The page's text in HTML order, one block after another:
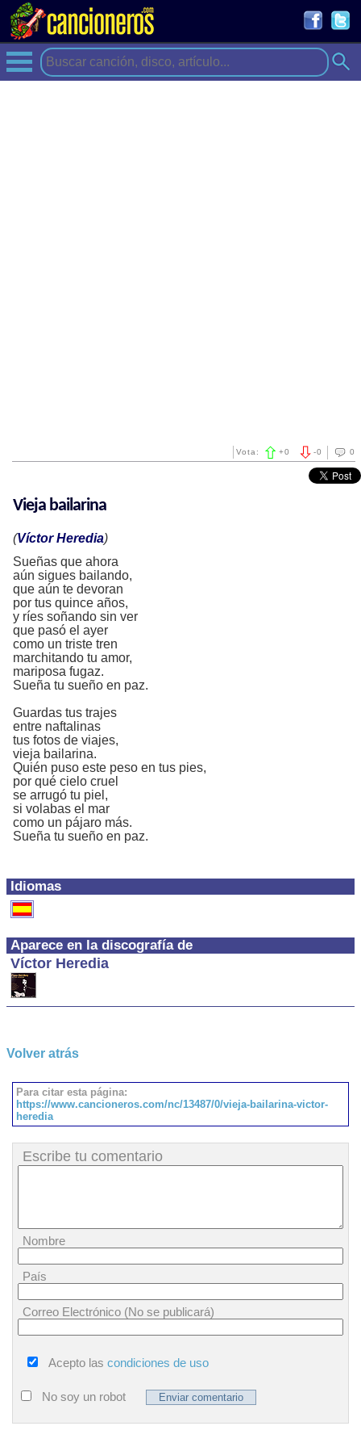
0
-0
Vota: +0
Idiomas
Aparece en la discografía de
Víctor Heredia
Vieja bailarina
(Víctor Heredia)
Sueñas que ahora
aún sigues bailando,
que aún te devoran
por tus quince años,
y ríes soñando sin ver
que pasó el ayer
como un triste tren
marchitando tu amor,
mariposa fugaz.
Sueña tu sueño en paz.
Guardas tus trajes
entre naftalinas
tus fotos de viajes,
vieja bailarina.
Quién puso este peso en tus pies,
por qué cielo cruel
se arrugó tu piel,
si volabas el mar
como un pájaro más.
Sueña tu sueño en paz.
Volver atrás
Para citar esta página:
https://www.cancioneros.com/nc/13487/0/vieja-bailarina-victor-
heredia
Escribe tu comentario
Nombre
País
Correo Electrónico (No se publicará)
Acepto las condiciones de uso
No soy un robot